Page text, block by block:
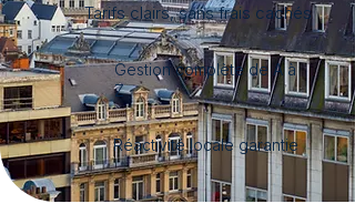
Tarifs clairs, sans frais cachés
Gestion complète de A à
Z
Réactivité locale garantie